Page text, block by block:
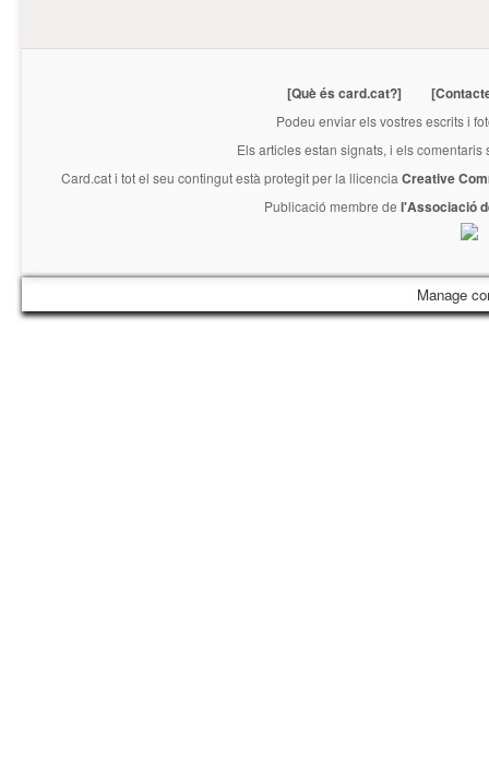
[Què és card.cat?]
Podeu enviar els vostres escrits i
Els articles estan signats, i els
Card.cati tot el seu contingut està protegit per la llicencia Creative
Publicació membre de l'Associació
Manage